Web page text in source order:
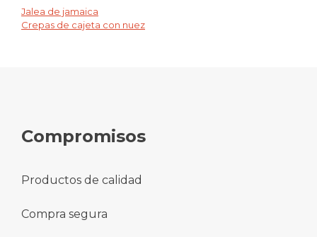
Navegación
Jalea de jamaica
Crepas de cajeta con nuez
Compromisos
Productos de calidad
Compra segura